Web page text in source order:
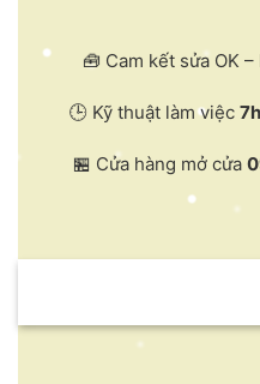
🧰 Cam kết sửa OK
🕒 Kỹ thuật làm việc
🏪 Cửa hàng mở cửa